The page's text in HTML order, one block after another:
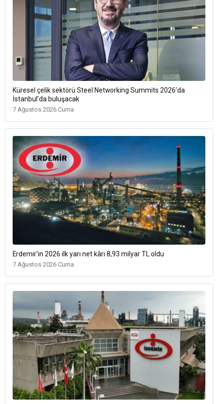
Küresel çelik sektörü Steel Networking Summits 2026’da
İstanbul’da buluşacak
7 Ağustos 2026 Cuma
Erdemir’in 2026 ilk yarı net kârı 8,93 milyar TL oldu
7 Ağustos 2026 Cuma